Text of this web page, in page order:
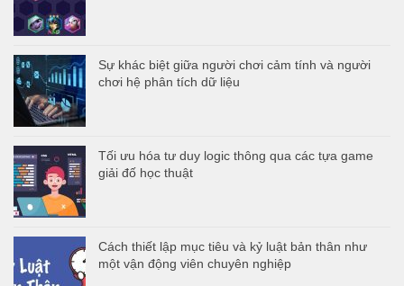
Sự khác biệt giữa người chơi cảm tính và người
chơi hệ phân tích dữ liệu
Tối ưu hóa tư duy logic thông qua các tựa game
giải đố học thuật
Cách thiết lập mục tiêu và kỷ luật bản thân như
một vận động viên chuyên nghiệp